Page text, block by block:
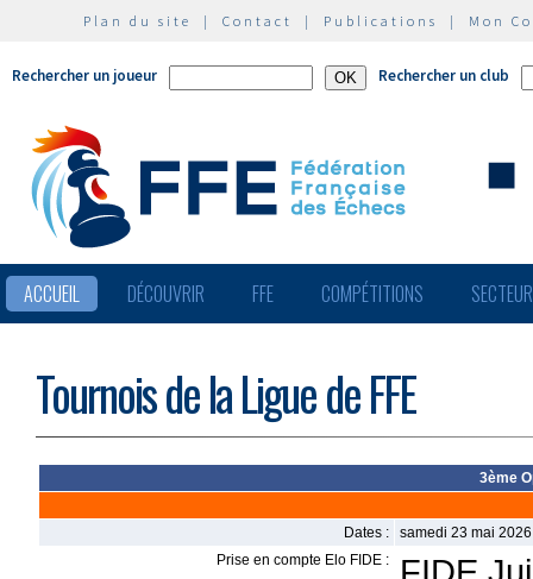
Plan du site | Contact | Publications | Mon
Rechercher un joueur Rechercher un club
ACCUEIL DÉCOUVRIR FFE COMPÉTITIONS
Tournois de la Ligue de FFE
3ème
Dates :
samedi 23 mai
Prise en compte Elo FIDE :